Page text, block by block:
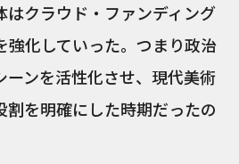
はクラウド・ファンディング
強化していった。つまり政治
ーンを活性化させ、現代美術
割を明確にした時期だったの